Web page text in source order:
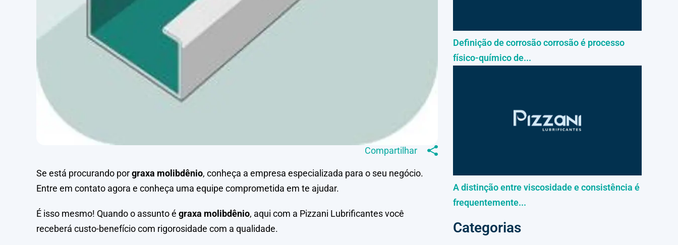
Compartilhar
Se está procurando porgraxa molibdênio, conheça a empresa especializada para o seu negócio.
Entre em contato agora e conheça uma equipe comprometida em te ajudar.
É isso mesmo! Quando o assunto é graxa molibdênio, aqui com a Pizzani Lubrificantes você
receberá custo-benefício com rigorosidade com a qualidade.
Definição de corrosão corrosão é processo
físico-químico de...
A distinção entre viscosidade e consistência é
frequentemente...
Categorias